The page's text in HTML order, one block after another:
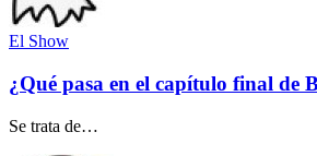
El Show
¿Qué pasa en el capítulo final de
Se trata de…